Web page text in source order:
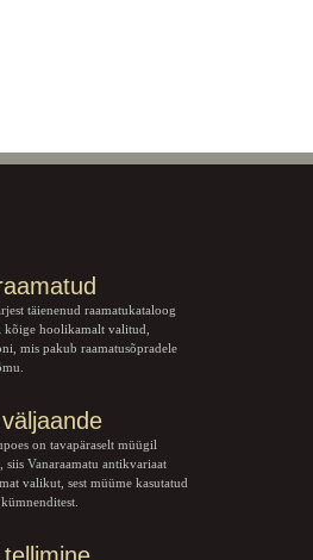
täienenud raamatukataloog
kõige hoolikamalt valitud,
mis pakub raamatusõpradele
on tavapäraselt müügil
siis Vanaraamatu antikvariaat
valikut, sest müüme kasutatud